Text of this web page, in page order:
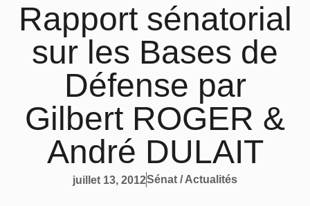
Rapport sénatorial
sur les Bases de
Défense par
Gilbert ROGER &
André DULAIT
juillet 13, 2012Sénat / Actualités